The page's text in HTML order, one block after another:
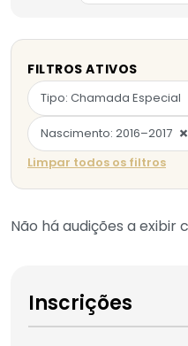
FILTROS ATIVOS
Tipo: Chamada Especial
Nascimento: 2016–2017 ×
Limpar todos os filtros
Não há audições a exibir
Inscrições